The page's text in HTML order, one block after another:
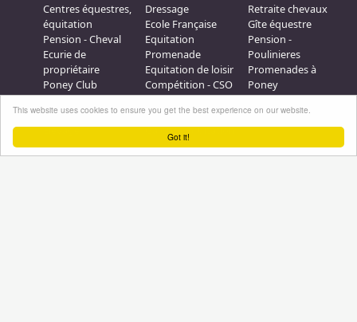
Got it!
This website uses cookies to ensure you get the best experience on our website.
Centres équestres,
équitation
Pension - Cheval
Ecurie de
propriétaire
Poney Club
Pension - Poney
Débourrage
Elevage
Dressage
Ecole Française
Equitation
Promenade
Equitation de loisir
Compétition - CSO
Promenades à
Cheval
Galops - Equitation
Retraite chevaux
Gîte équestre
Pension -
Poulinieres
Promenades à
Poney
Saut d obstacle
Relais étape
Plus d'infos